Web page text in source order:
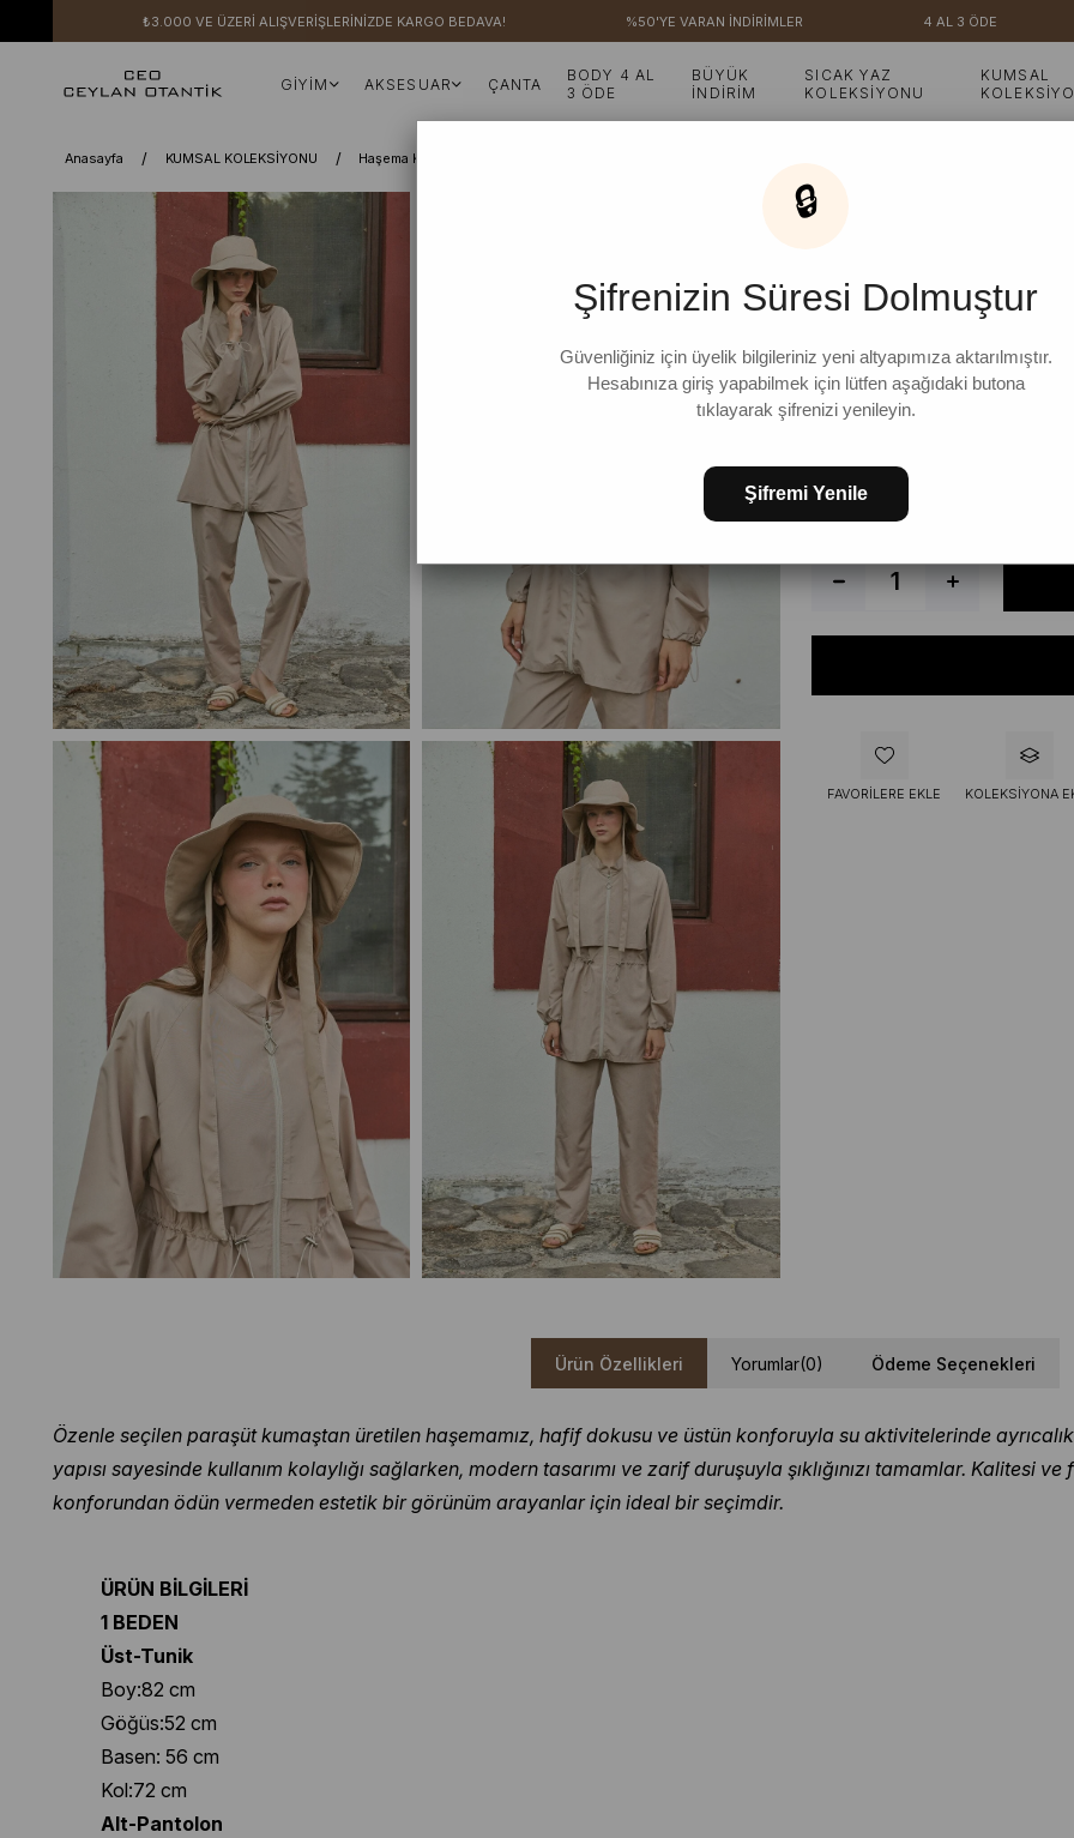
₺3.000 VE ÜZERİ ALIŞVERİŞLERİNİZDE KARGO BEDAVA! %50'YE VARAN İNDİRİMLER 4 AL 3 ÖDE
GİYİM AKSESUAR ÇANTA
BODY 4 AL
3 ÖDE
BÜYÜK
İNDİRİM
SICAK YAZ
KOLEKSİYONU
KUMSAL
Anasayfa KUMSAL KOLEKSİYONU Haşema Koleksiyonu
Vizon Haşema - Bone
%
20
₺2.499,99
BEDEN
FAVORILERE EKLE KOLEKSIYONA
Ürün Özellikleri Yorumlar(0) Ödeme Seçenekleri
Özenle seçilen paraşüt kumaştan üretilen haşemamız, hafif dokusu ve üstün konforuyla su aktivitelerinde
yapısı sayesinde kullanım kolaylığı sağlarken, modern tasarımı ve zarif duruşuyla şıklığınızı tamamlar. Kalitesi
konforundan ödün vermeden estetik bir görünüm arayanlar için ideal bir seçimdir.
ÜRÜN BİLGİLERİ
1 BEDEN
Üst-Tunik
Boy:82 cm
Göğüs:52 cm
Basen: 56 cm
Kol:72 cm
Alt-Pantolon
🔒
Şifrenizin Süresi Dolmuştur
Güvenliğiniz için üyelik bilgileriniz yeni altyapımıza aktarılmıştır.
Hesabınıza giriş yapabilmek için lütfen aşağıdaki butona
tıklayarak şifrenizi yenileyin.
Şifremi Yenile